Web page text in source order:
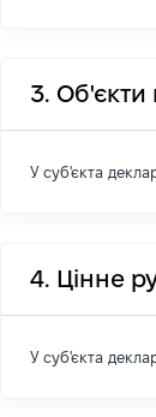
3. Об'єкти
У суб'єкта
4. Цінне
У суб'єкта